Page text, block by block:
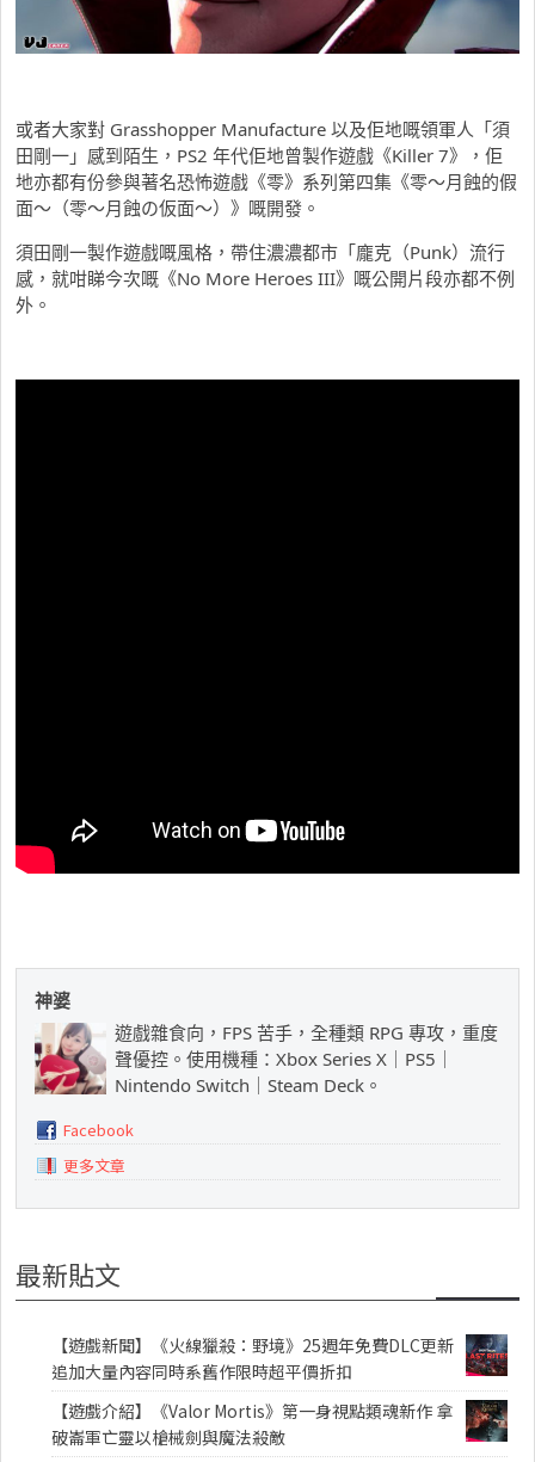
或者大家對 Grasshopper Manufacture 以及佢地嘅領軍人「須
田剛一」感到陌生，PS2 年代佢地曾製作遊戲《Killer 7》，佢
地亦都有份參與著名恐怖遊戲《零》系列第四集《零～月蝕的假
面～（零〜月蝕の仮面〜）》嘅開發。
須田剛一製作遊戲嘅風格，帶住濃濃都市「龐克（Punk）流行
感，就咁睇今次嘅《No More Heroes III》嘅公開片段亦都不例
外。
神婆
遊戲雜食向，FPS 苦手，全種類 RPG 專攻，重度
聲優控。使用機種：Xbox Series X｜PS5｜
Nintendo Switch｜Steam Deck。
Facebook
更多文章
最新貼文
【遊戲新聞】《火線獵殺：野境》25週年免費DLC更新
追加大量內容同時系舊作限時超平價折扣
【遊戲介紹】《Valor Mortis》第一身視點類魂新作 拿
破崙軍亡靈以槍械劍與魔法殺敵